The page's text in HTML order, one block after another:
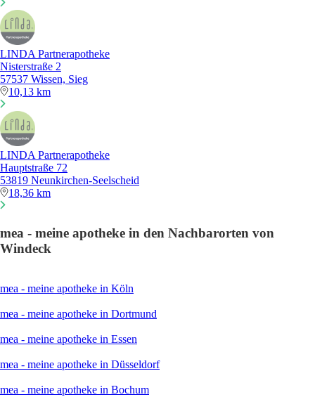
LINDA Partnerapotheke
Nisterstraße 2
57537 Wissen, Sieg
10,13 km
LINDA Partnerapotheke
Hauptstraße 72
53819 Neunkirchen-Seelscheid
18,36 km
mea - meine apotheke in den Nachbarorten von
Windeck
mea - meine apotheke in Köln
mea - meine apotheke in Dortmund
mea - meine apotheke in Essen
mea - meine apotheke in Düsseldorf
mea - meine apotheke in Bochum